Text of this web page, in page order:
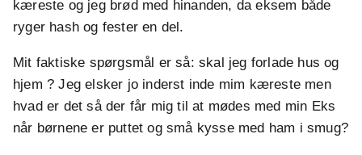
kæreste og jeg brød med hinanden, da eksem både
ryger hash og fester en del.
Mit faktiske spørgsmål er så: skal jeg forlade hus og
hjem ? Jeg elsker jo inderst inde mim kæreste men
hvad er det så der får mig til at mødes med min Eks
når børnene er puttet og små kysse med ham i smug?